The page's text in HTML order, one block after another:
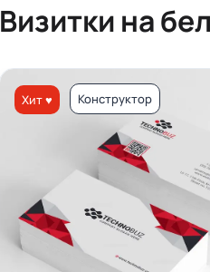
Визитки на
Хит ♥ Конструктор